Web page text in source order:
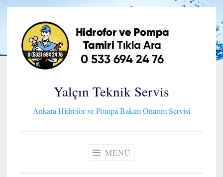
İçeriğe
geç
Yalçın Teknik Servis
Ankara Hidrofor ve Pompa Bakım Onarım Servisi
MENÜ